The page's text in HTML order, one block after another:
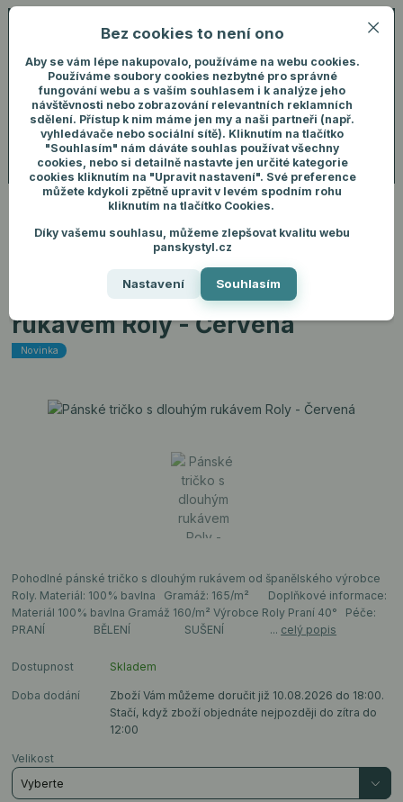
Menu
+420 731 292 460
Přihlášení
Hledat
ks
Úvod Pánské oblečení Trička
Pánské tričko s dlouhým rukávem Roly
Pánské tričko s dlouhým
rukávem Roly - Červená
Novinka
Pohodlné pánské tričko s dlouhým rukávem od španělského výrobce
Roly. Materiál: 100% bavlna Gramáž: 165/m² Doplňkové informace:
Materiál 100% bavlna Gramáž 160/m² Výrobce Roly Praní 40° Péče:
PRANÍ BĚLENÍ SUŠENÍ ... celý popis
Dostupnost Skladem
Doba dodání
Zboží Vám můžeme doručit již 10.08.2026 do 18:00.
Stačí, když zboží objednáte nejpozději do zítra do
12:00
Velikost
Bez cookies to není ono
Aby se vám lépe nakupovalo, používáme na webu cookies.
Používáme soubory cookies nezbytné pro správné
fungování webu a s vaším souhlasem i k analýze jeho
návštěvnosti nebo zobrazování relevantních reklamních
sdělení. Přístup k nim máme jen my a naši partneři (např.
vyhledávače nebo sociální sítě). Kliknutím na tlačítko
"Souhlasím" nám dáváte souhlas používat všechny
cookies, nebo si detailně nastavte jen určité kategorie
cookies kliknutím na "Upravit nastavení". Své preference
můžete kdykoli zpětně upravit v levém spodním rohu
kliknutím na tlačítko Cookies.
Díky vašemu souhlasu, můžeme zlepšovat kvalitu webu
panskystyl.cz
Nastavení Souhlasím